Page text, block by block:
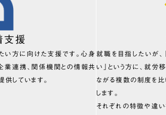
支援
い方に向けた支援です。心身
業連携、関係機関との情報共
供しています。
就職を目指したいが
い」という方に、就労
ながる複数の制度を
します。
それぞれの特徴や違い